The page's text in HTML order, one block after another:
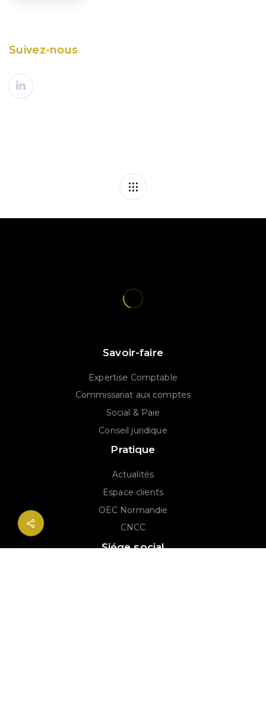
Suivez-nous
Savoir-faire
Expertise Comptable
Commissariat aux comptes
Social & Paie
Conseil juridique
Pratique
Actualités
Espace clients
OEC Normandie
CNCC
Siége social